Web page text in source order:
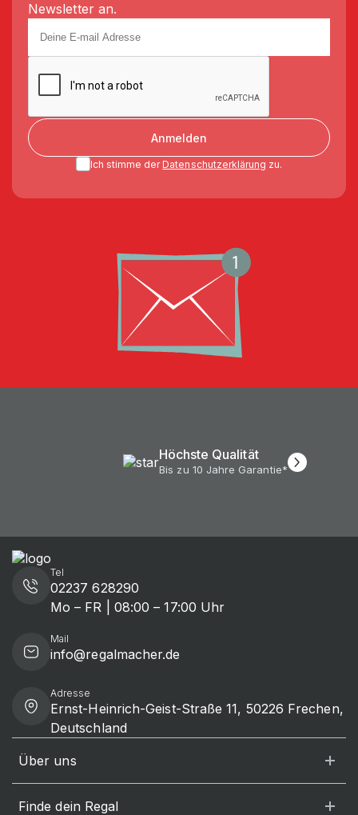
Newsletter an.
Anmelden
Ich stimme der Datenschutzerklärung zu.
Höchste Qualität
Bis zu 10 Jahre Garantie*
Tel
02237 628290
Mo – FR | 08:00 – 17:00 Uhr
Mail
info@regalmacher.de
Adresse
Ernst-Heinrich-Geist-Straße 11, 50226 Frechen,
Deutschland
Über uns
Finde dein Regal